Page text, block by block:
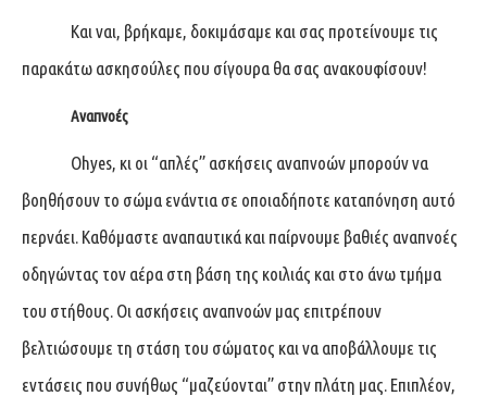
Και ναι, βρήκαμε, δοκιμάσαμε και σας προτείνουμε τις
παρακάτω ασκησούλες που σίγουρα θα σας ανακουφίσουν!
Αναπνοές
Ohyes, κι οι “απλές” ασκήσεις αναπνοών μπορούν να
βοηθήσουν το σώμα ενάντια σε οποιαδήποτε καταπόνηση αυτό
περνάει. Καθόμαστε αναπαυτικά και παίρνουμε βαθιές αναπνοές
οδηγώντας τον αέρα στη βάση της κοιλιάς και στο άνω τμήμα
του στήθους. Οι ασκήσεις αναπνοών μας επιτρέπουν
βελτιώσουμε τη στάση του σώματος και να αποβάλλουμε τις
εντάσεις που συνήθως “μαζεύονται” στην πλάτη μας. Επιπλέον,